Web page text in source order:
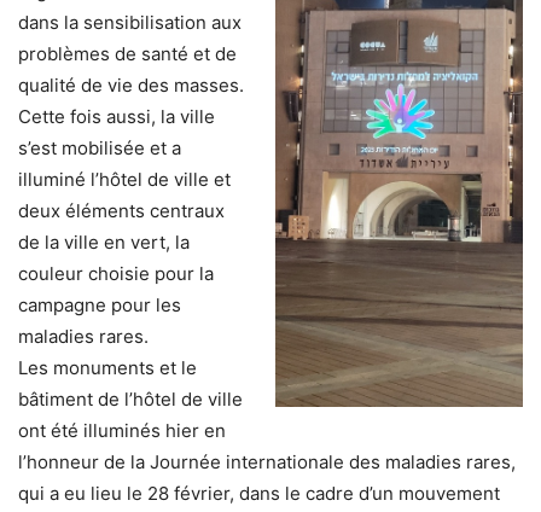
dans la sensibilisation aux
problèmes de santé et de
qualité de vie des masses.
Cette fois aussi, la ville
s’est mobilisée et a
illuminé l’hôtel de ville et
deux éléments centraux
de la ville en vert, la
couleur choisie pour la
campagne pour les
maladies rares.
Les monuments et le
bâtiment de l’hôtel de ville
ont été illuminés hier en
l’honneur de la Journée internationale des maladies rares,
qui a eu lieu le 28 février, dans le cadre d’un mouvement